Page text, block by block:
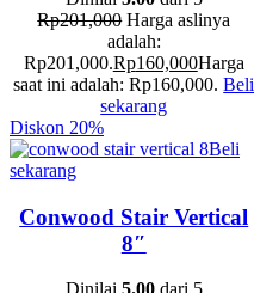
Rp201,000 Harga aslinya
adalah:
Rp201,000.Rp160,000Harga
saat ini adalah: Rp160,000. Beli
sekarang
Diskon 20%
Beli
sekarang
Conwood Stair Vertical
8″